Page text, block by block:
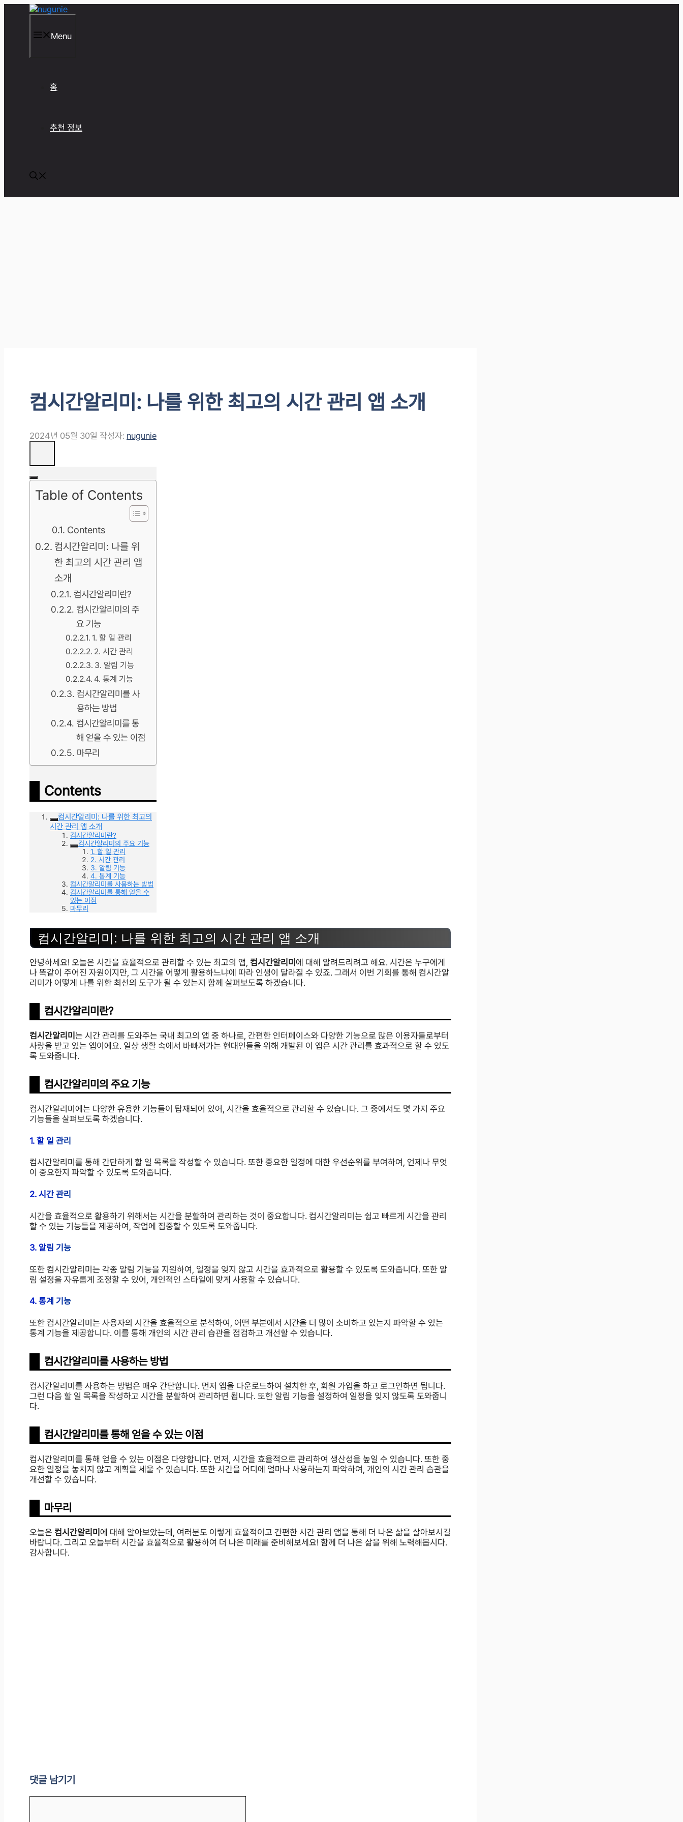
Menu
홈
추천 정보
컴시간알리미: 나를 위한 최고의 시간 관리 앱 소개
2024년 05월 30일 작성자: nugunie
Table of Contents
Contents
컴시간알리미: 나를 위
한 최고의 시간 관리 앱
소개
컴시간알리미란?
컴시간알리미의 주
요 기능
1. 할 일 관리
2. 시간 관리
3. 알림 기능
4. 통계 기능
컴시간알리미를 사
용하는 방법
컴시간알리미를 통
해 얻을 수 있는 이점
마무리
Contents
컴시간알리미: 나를 위한 최고의
시간 관리 앱 소개
컴시간알리미란?
컴시간알리미의 주요 기능
1. 할 일 관리
2. 시간 관리
3. 알림 기능
4. 통계 기능
컴시간알리미를 사용하는 방법
컴시간알리미를 통해 얻을 수
있는 이점
마무리
컴시간알리미: 나를 위한 최고의 시간 관리 앱 소개
안녕하세요! 오늘은 시간을 효율적으로 관리할 수 있는 최고의 앱, 컴시간알리미 에 대해 알려드리려고 해요. 시간은 누구에게
나 똑같이 주어진 자원이지만, 그 시간을 어떻게 활용하느냐에 따라 인생이 달라질 수 있죠. 그래서 이번 기회를 통해 컴시간알
리미가 어떻게 나를 위한 최선의 도구가 될 수 있는지 함께 살펴보도록 하겠습니다.
컴시간알리미란?
컴시간알리미 는 시간 관리를 도와주는 국내 최고의 앱 중 하나로, 간편한 인터페이스와 다양한 기능으로 많은 이용자들로부터
사랑을 받고 있는 앱이에요. 일상 생활 속에서 바빠져가는 현대인들을 위해 개발된 이 앱은 시간 관리를 효과적으로 할 수 있도
록 도와줍니다.
컴시간알리미의 주요 기능
컴시간알리미에는 다양한 유용한 기능들이 탑재되어 있어, 시간을 효율적으로 관리할 수 있습니다. 그 중에서도 몇 가지 주요
기능들을 살펴보도록 하겠습니다.
1. 할 일 관리
컴시간알리미를 통해 간단하게 할 일 목록을 작성할 수 있습니다. 또한 중요한 일정에 대한 우선순위를 부여하여, 언제나 무엇
이 중요한지 파악할 수 있도록 도와줍니다.
2. 시간 관리
시간을 효율적으로 활용하기 위해서는 시간을 분할하여 관리하는 것이 중요합니다. 컴시간알리미는 쉽고 빠르게 시간을 관리
할 수 있는 기능들을 제공하여, 작업에 집중할 수 있도록 도와줍니다.
3. 알림 기능
또한 컴시간알리미는 각종 알림 기능을 지원하여, 일정을 잊지 않고 시간을 효과적으로 활용할 수 있도록 도와줍니다. 또한 알
림 설정을 자유롭게 조정할 수 있어, 개인적인 스타일에 맞게 사용할 수 있습니다.
4. 통계 기능
또한 컴시간알리미는 사용자의 시간을 효율적으로 분석하여, 어떤 부분에서 시간을 더 많이 소비하고 있는지 파악할 수 있는
통계 기능을 제공합니다. 이를 통해 개인의 시간 관리 습관을 점검하고 개선할 수 있습니다.
컴시간알리미를 사용하는 방법
컴시간알리미를 사용하는 방법은 매우 간단합니다. 먼저 앱을 다운로드하여 설치한 후, 회원 가입을 하고 로그인하면 됩니다.
그런 다음 할 일 목록을 작성하고 시간을 분할하여 관리하면 됩니다. 또한 알림 기능을 설정하여 일정을 잊지 않도록 도와줍니
다.
컴시간알리미를 통해 얻을 수 있는 이점
컴시간알리미를 통해 얻을 수 있는 이점은 다양합니다. 먼저, 시간을 효율적으로 관리하여 생산성을 높일 수 있습니다. 또한 중
요한 일정을 놓치지 않고 계획을 세울 수 있습니다. 또한 시간을 어디에 얼마나 사용하는지 파악하여, 개인의 시간 관리 습관을
개선할 수 있습니다.
마무리
오늘은 컴시간알리미 에 대해 알아보았는데, 여러분도 이렇게 효율적이고 간편한 시간 관리 앱을 통해 더 나은 삶을 살아보시길
바랍니다. 그리고 오늘부터 시간을 효율적으로 활용하여 더 나은 미래를 준비해보세요! 함께 더 나은 삶을 위해 노력해봅시다.
감사합니다.
댓글 남기기